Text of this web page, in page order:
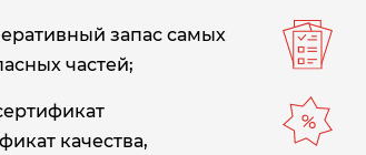
запас самых
частей;
качества,